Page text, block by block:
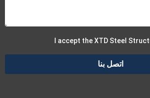
I accept the XTD Steel
اتصل بنا